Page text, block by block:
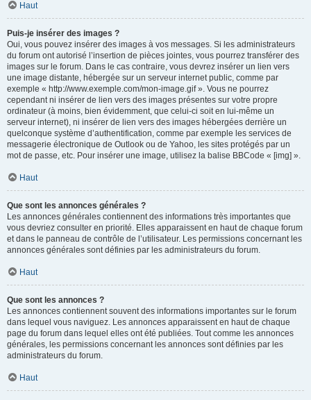
Haut
Puis-je insérer des images ?
Oui, vous pouvez insérer des images à vos messages. Si les administrateurs
du forum ont autorisé l’insertion de pièces jointes, vous pourrez transférer des
images sur le forum. Dans le cas contraire, vous devrez insérer un lien vers
une image distante, hébergée sur un serveur internet public, comme par
exemple « http://www.exemple.com/mon-image.gif ». Vous ne pourrez
cependant ni insérer de lien vers des images présentes sur votre propre
ordinateur (à moins, bien évidemment, que celui-ci soit en lui-même un
serveur internet), ni insérer de lien vers des images hébergées derrière un
quelconque système d’authentification, comme par exemple les services de
messagerie électronique de Outlook ou de Yahoo, les sites protégés par un
mot de passe, etc. Pour insérer une image, utilisez la balise BBCode « [img] ».
Haut
Que sont les annonces générales ?
Les annonces générales contiennent des informations très importantes que
vous devriez consulter en priorité. Elles apparaissent en haut de chaque forum
et dans le panneau de contrôle de l’utilisateur. Les permissions concernant les
annonces générales sont définies par les administrateurs du forum.
Haut
Que sont les annonces ?
Les annonces contiennent souvent des informations importantes sur le forum
dans lequel vous naviguez. Les annonces apparaissent en haut de chaque
page du forum dans lequel elles ont été publiées. Tout comme les annonces
générales, les permissions concernant les annonces sont définies par les
administrateurs du forum.
Haut